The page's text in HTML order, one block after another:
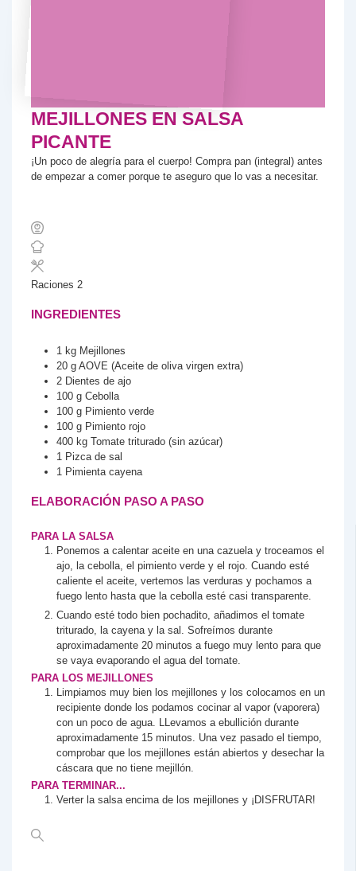
MEJILLONES EN SALSA
PICANTE
¡Un poco de alegría para el cuerpo! Compra pan (integral) antes
de empezar a comer porque te aseguro que lo vas a necesitar.
Raciones 2
INGREDIENTES
1 kg Mejillones
20 g AOVE (Aceite de oliva virgen extra)
2 Dientes de ajo
100 g Cebolla
100 g Pimiento verde
100 g Pimiento rojo
400 kg Tomate triturado (sin azúcar)
1 Pizca de sal
1 Pimienta cayena
ELABORACIÓN PASO A PASO
PARA LA SALSA
Ponemos a calentar aceite en una cazuela y troceamos el
ajo, la cebolla, el pimiento verde y el rojo. Cuando esté
caliente el aceite, vertemos las verduras y pochamos a
fuego lento hasta que la cebolla esté casi transparente.
Cuando esté todo bien pochadito, añadimos el tomate
triturado, la cayena y la sal. Sofreímos durante
aproximadamente 20 minutos a fuego muy lento para que
se vaya evaporando el agua del tomate.
PARA LOS MEJILLONES
Limpiamos muy bien los mejillones y los colocamos en un
recipiente donde los podamos cocinar al vapor (vaporera)
con un poco de agua. LLevamos a ebullición durante
aproximadamente 15 minutos. Una vez pasado el tiempo,
comprobar que los mejillones están abiertos y desechar la
cáscara que no tiene mejillón.
PARA TERMINAR...
Verter la salsa encima de los mejillones y ¡DISFRUTAR!